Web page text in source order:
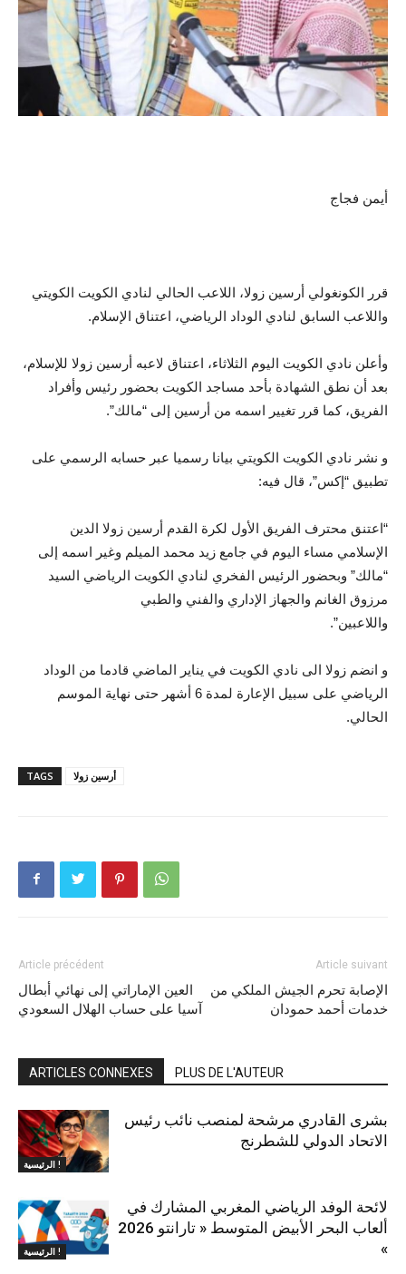
أيمن فجاج
قرر الكونغولي أرسين زولا، اللاعب الحالي لنادي الكويت الكويتي
واللاعب السابق لنادي الوداد الرياضي، اعتناق الإسلام.
وأعلن نادي الكويت اليوم الثلاثاء، اعتناق لاعبه أرسين زولا للإسلام،
بعد أن نطق الشهادة بأحد مساجد الكويت بحضور رئيس وأفراد
الفريق، كما قرر تغيير اسمه من أرسين إلى “مالك”.
و نشر نادي الكويت الكويتي بيانا رسميا عبر حسابه الرسمي على
تطبيق “إكس”، قال فيه:
“اعتنق محترف الفريق الأول لكرة القدم أرسين زولا الدين
الإسلامي مساء اليوم في جامع زيد محمد الميلم وغير اسمه إلى
“مالك” وبحضور الرئيس الفخري لنادي الكويت الرياضي السيد
مرزوق الغانم والجهاز الإداري والفني والطبي
واللاعبين”.
و انضم زولا الى نادي الكويت في يناير الماضي قادما من الوداد
الرياضي على سبيل الإعارة لمدة 6 أشهر حتى نهاية الموسم
الحالي.
TAGS أرسين زولا
Article précédent
العين الإماراتي إلى نهائي أبطال
آسيا على حساب الهلال السعودي
Article suivant
الإصابة تحرم الجيش الملكي من
خدمات أحمد حمودان
ARTICLES CONNEXES PLUS DE L'AUTEUR
الرئيسية !
بشرى القادري مرشحة لمنصب نائب رئيس
الاتحاد الدولي للشطرنج
الرئيسية !
لائحة الوفد الرياضي المغربي المشارك في
ألعاب البحر الأبيض المتوسط « تارانتو 2026
»